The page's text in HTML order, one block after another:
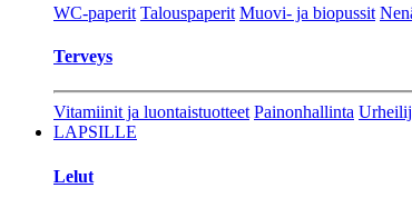
WC-paperit Talouspaperit Muovi- ja biopussit
Terveys
Vitamiinit ja luontaistuotteet Painonhallinta
LAPSILLE
Lelut